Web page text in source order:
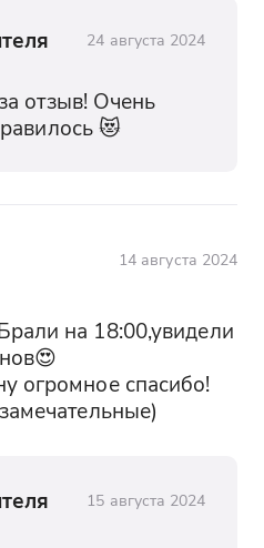
24 августа 2024
отзыв! Очень
😻
14 августа 2024
на 18:00,увидели
огромное спасибо!
15 августа 2024